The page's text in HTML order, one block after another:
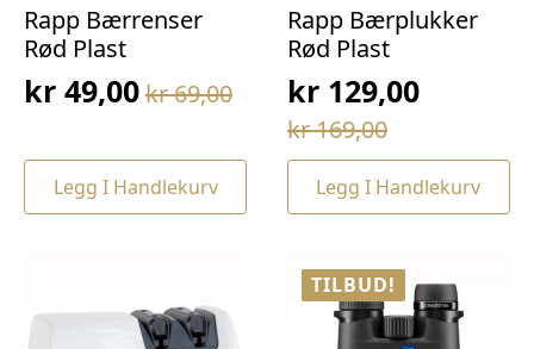
Rapp Bærrenser
Rød Plast
kr69,00
Opprinnelig
var:
kr 69,00.
kr 49,00
Nåværende
er:
kr 49,00.
Legg I Handlekurv
Rapp Bærplukker
Rød Plast
kr169,00
Opprinnelig
pris
var:
kr129,00
Nåværende
pris
er:Legg I Handlekurv
TILBUD!